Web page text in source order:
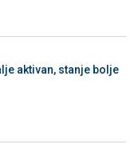
aktivan, stanje bolje